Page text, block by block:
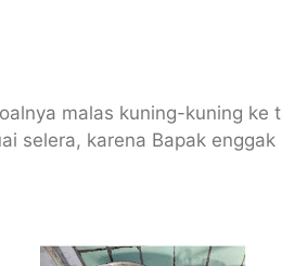
malas kuning-kuning ke
selera, karena Bapak